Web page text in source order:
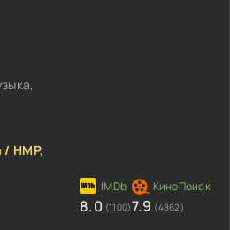
HMP,
8.0 (1100)7.9 (4862)